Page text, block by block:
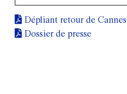
Dépliant retour de Cannes
Dossier de presse